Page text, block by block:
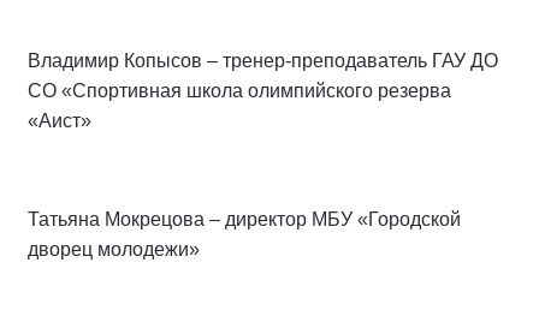
Владимир Копысов – тренер-преподаватель ГАУ ДО
СО «Спортивная школа олимпийского резерва
«Аист»
Татьяна Мокрецова – директор МБУ «Городской
дворец молодежи»